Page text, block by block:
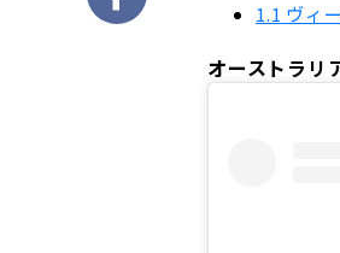
1.1 ヴィ
オーストラリ